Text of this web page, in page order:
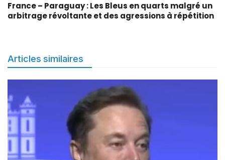
France – Paraguay : Les Bleus en quarts malgré un
arbitrage révoltante et des agressions à répétition
Articles similaires